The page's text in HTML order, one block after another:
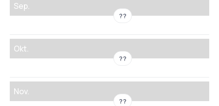
Sep.
??
Okt.
??
Nov.
??